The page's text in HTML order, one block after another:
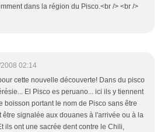
dans la région du Pisco.<br /> <br />
02:14
cette nouvelle découverte! Dans du pisco
El Pisco es peruano... ici ils y tiennent
boisson portant le nom de Pisco sans être
être signalée aux douanes à l'arrivée ou à la
ils ont une sacrée dent contre le Chili,